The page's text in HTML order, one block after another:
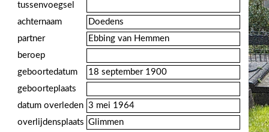
tussenvoegsel
achternaam
partner
beroep
geboortedatum
geboorteplaats
datum overleden
overlijdensplaats